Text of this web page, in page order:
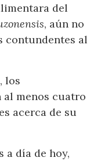
del
, aún no
contundentes al
los
al menos cuatro
acerca de su
a día de hoy,